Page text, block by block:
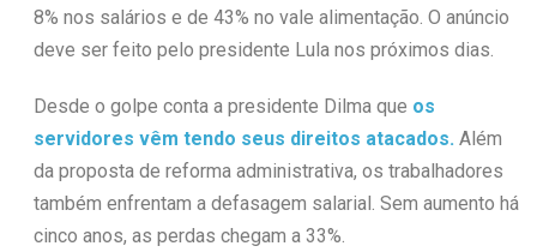
8% nos salários e de 43% no vale alimentação. O anúncio
deve ser feito pelo presidente Lula nos próximos dias.
Desde o golpe conta a presidente Dilma que os
servidores vêm tendo seus direitos atacados. Além
da proposta de reforma administrativa, os trabalhadores
também enfrentam a defasagem salarial. Sem aumento há
cinco anos, as perdas chegam a 33%.